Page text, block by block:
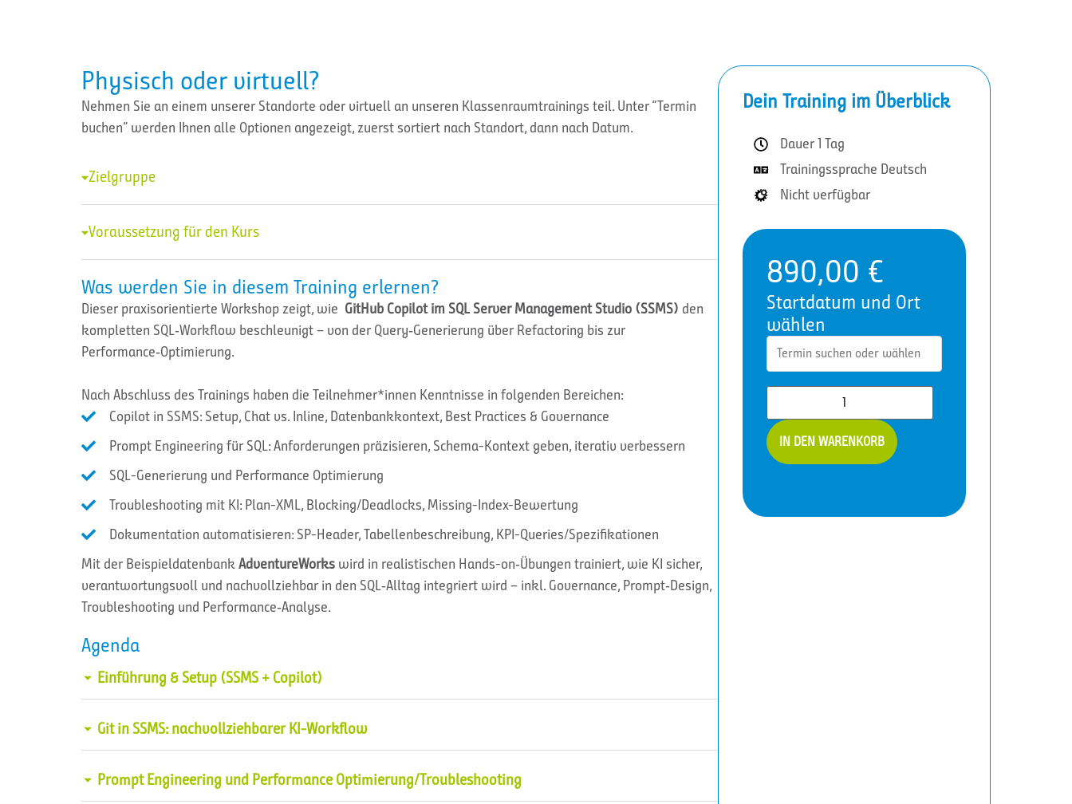
Physisch oder virtuell?
Nehmen Sie an einem unserer Standorte oder virtuell an unseren Klassenraumtrainings teil. Unter “Termin
buchen” werden Ihnen alle Optionen angezeigt, zuerst sortiert nach Standort, dann nach Datum.
Zielgruppe
Voraussetzung für den Kurs
Was werden Sie in diesem Training erlernen?
Dieser praxisorientierte Workshop zeigt, wie GitHub Copilot im SQL Server Management Studio (SSMS) den
kompletten SQL‑Workflow beschleunigt – von der Query‑Generierung über Refactoring bis zur
Performance‑Optimierung.
Nach Abschluss des Trainings haben die Teilnehmer*innen Kenntnisse in folgenden Bereichen:
Copilot in SSMS: Setup, Chat vs. Inline, Datenbankkontext, Best Practices & Governance
Prompt Engineering für SQL: Anforderungen präzisieren, Schema-Kontext geben, iterativ verbessern
SQL-Generierung und Performance Optimierung
Troubleshooting mit KI: Plan-XML, Blocking/Deadlocks, Missing-Index-Bewertung
Dokumentation automatisieren: SP-Header, Tabellenbeschreibung, KPI-Queries/Spezifikationen
Mit der BeispieldatenbankAdventureWorks wird in realistischen Hands-on‑Übungen trainiert, wie KI sicher,
verantwortungsvoll und nachvollziehbar in den SQL‑Alltag integriert wird – inkl. Governance, Prompt‑Design,
Troubleshooting und Performance‑Analyse.
Agenda
Einführung & Setup (SSMS + Copilot)
Technische Voraussetzungen, Anmeldung, Copilot-Arbeitsmodi (Chat/Inline), Kontext der aktiven
Datenbank
Git in SSMS: nachvollziehbarer KI-Workflow
SQL Scripts verwalten und versionieren, Diff/Commit, Iteration von Copilot-Vorschlägen in einem
lokalen Repository sichtbar machen
Prompt Engineering und Performance Optimierung/Troubleshooting
Dein Training im Überblick
Dauer 1 Tag
Trainingssprache Deutsch
Nicht verfügbar
890,00 €
Startdatum und Ort
wählen
SQL
Server
&
KI:
Copilot
IN DEN WARENKORB